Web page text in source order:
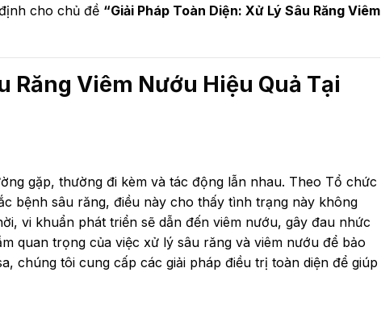
cho chủ đề “Giải Pháp Toàn Diện: Xử Lý Sâu Răng Viêm
Răng Viêm Nướu Hiệu Quả Tại
gặp, thường đi kèm và tác động lẫn nhau. Theo Tổ chức
bệnh sâu răng, điều này cho thấy tình trạng này không
vi khuẩn phát triển sẽ dẫn đến viêm nướu, gây đau nhức
quan trọng của việc xử lý sâu răng và viêm nướu để bảo
chúng tôi cung cấp các giải pháp điều trị toàn diện để giúp